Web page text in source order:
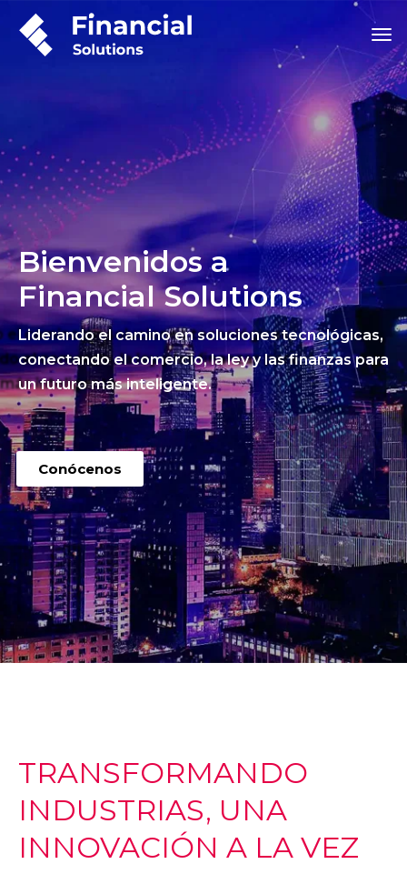
Bienvenidos a
Financial Solutions
Liderando el camino en soluciones tecnológicas,
conectando el comercio, la ley y las finanzas para
un futuro más inteligente.
Conócenos
TRANSFORMANDO
INDUSTRIAS, UNA
INNOVACIÓN A LA VEZ